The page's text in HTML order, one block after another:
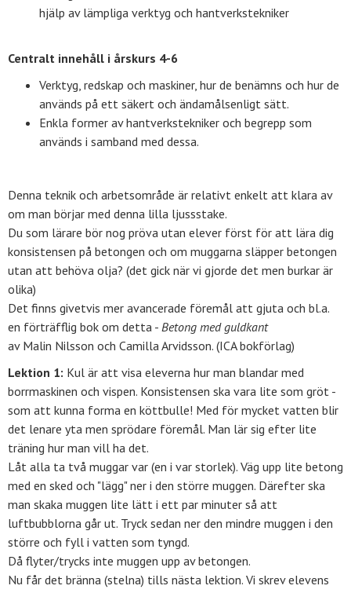
hjälp av lämpliga verktyg och hantverkstekniker
Centralt innehåll i årskurs 4-6
Verktyg, redskap och maskiner, hur de benämns och hur de
används på ett säkert och ändamålsenligt sätt.
Enkla former av hantverkstekniker och begrepp som
används i samband med dessa.
Denna teknik och arbetsområde är relativt enkelt att klara av
om man börjar med denna lilla ljussstake.
Du som lärare bör nog pröva utan elever först för att lära dig
konsistensen på betongen och om muggarna släpper betongen
utan att behöva olja? (det gick när vi gjorde det men burkar är
olika)
Det finns givetvis mer avancerade föremål att gjuta och bl.a.
en förträfflig bok om detta - Betong med guldkant
av Malin Nilsson och Camilla Arvidsson. (ICA bokförlag)
Lektion 1: Kul är att visa eleverna hur man blandar med
borrmaskinen och vispen. Konsistensen ska vara lite som gröt -
som att kunna forma en köttbulle! Med för mycket vatten blir
det lenare yta men sprödare föremål. Man lär sig efter lite
träning hur man vill ha det.
Låt alla ta två muggar var (en i var storlek). Väg upp lite betong
med en sked och "lägg" ner i den större muggen. Därefter ska
man skaka muggen lite lätt i ett par minuter så att
luftbubblorna går ut. Tryck sedan ner den mindre muggen i den
större och fyll i vatten som tyngd.
Då flyter/trycks inte muggen upp av betongen.
Nu får det bränna (stelna) tills nästa lektion. Vi skrev elevens